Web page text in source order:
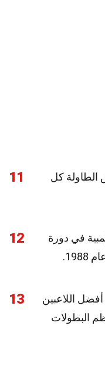
11
الطاولة كل
12
في دورة
13
اللاعبين
البطولات